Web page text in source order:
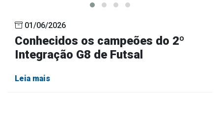
01/06/2026
Conhecidos os campeões do 2º
Integração G8 de Futsal
Leia mais